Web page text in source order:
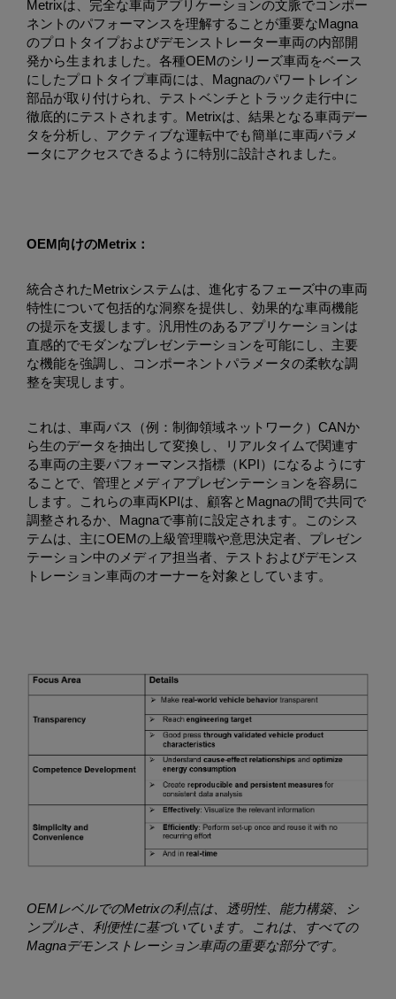
Metrixは、完全な車両アプリケーションの文脈でコンポー
ネントのパフォーマンスを理解することが重要なMagna
のプロトタイプおよびデモンストレーター車両の内部開
発から生まれました。各種OEMのシリーズ車両をベース
にしたプロトタイプ車両には、Magnaのパワートレイン
部品が取り付けられ、テストベンチとトラック走行中に
徹底的にテストされます。Metrixは、結果となる車両デー
タを分析し、アクティブな運転中でも簡単に車両パラメ
ータにアクセスできるように特別に設計されました。
OEM向けのMetrix：
統合されたMetrixシステムは、進化するフェーズ中の車両
特性について包括的な洞察を提供し、効果的な車両機能
の提示を支援します。汎用性のあるアプリケーションは
直感的でモダンなプレゼンテーションを可能にし、主要
な機能を強調し、コンポーネントパラメータの柔軟な調
整を実現します。
これは、車両バス（例：制御領域ネットワーク）CANか
ら生のデータを抽出して変換し、リアルタイムで関連す
る車両の主要パフォーマンス指標（KPI）になるようにす
ることで、管理とメディアプレゼンテーションを容易に
します。これらの車両KPIは、顧客とMagnaの間で共同で
調整されるか、Magnaで事前に設定されます。このシス
テムは、主にOEMの上級管理職や意思決定者、プレゼン
テーション中のメディア担当者、テストおよびデモンス
トレーション車両のオーナーを対象としています。
OEMレベルでのMetrixの利点は、透明性、能力構築、シ
ンプルさ、利便性に基づいています。これは、すべての
Magnaデモンストレーション車両の重要な部分です。